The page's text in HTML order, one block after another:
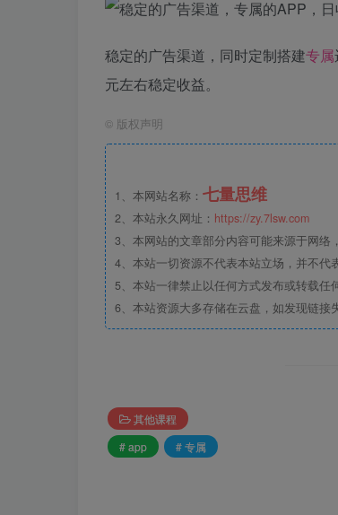
稳定的广告渠道，同时定制搭建专属
元左右稳定收益。
© 版权声明
1、本网站名称： 七量思维
2、本站永久网址： https://zy.7lsw.com
3、本网站的文章部分内容可能来源于网络
4、本站一切资源不代表本站立场，并不代
5、本站一律禁止以任何方式发布或转载
6、本站资源大多存储在云盘，如发现链接
其他课程
# app
# 专属